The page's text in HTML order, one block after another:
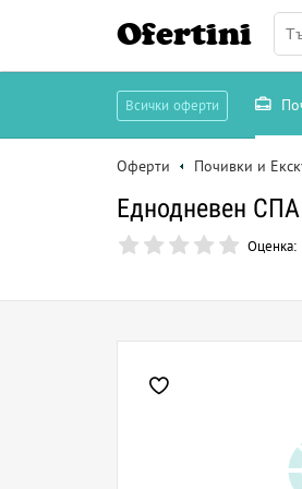
Ofertini
Всички оферти
Оферти Почивки и
Еднодневен
Оценка: